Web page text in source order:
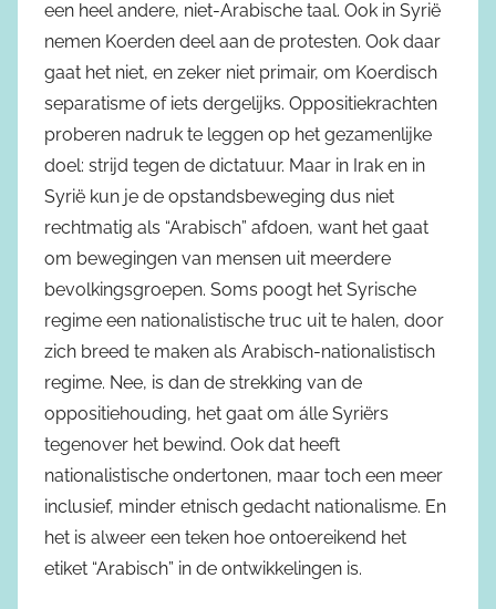
een heel andere, niet-Arabische taal. Ook in Syrië
nemen Koerden deel aan de protesten. Ook daar
gaat het niet, en zeker niet primair, om Koerdisch
separatisme of iets dergelijks. Oppositiekrachten
proberen nadruk te leggen op het gezamenlijke
doel: strijd tegen de dictatuur. Maar in Irak en in
Syrië kun je de opstandsbeweging dus niet
rechtmatig als “Arabisch” afdoen, want het gaat
om bewegingen van mensen uit meerdere
bevolkingsgroepen. Soms poogt het Syrische
regime een nationalistische truc uit te halen, door
zich breed te maken als Arabisch-nationalistisch
regime. Nee, is dan de strekking van de
oppositiehouding, het gaat om álle Syriërs
tegenover het bewind. Ook dat heeft
nationalistische ondertonen, maar toch een meer
inclusief, minder etnisch gedacht nationalisme. En
het is alweer een teken hoe ontoereikend het
etiket “Arabisch” in de ontwikkelingen is.